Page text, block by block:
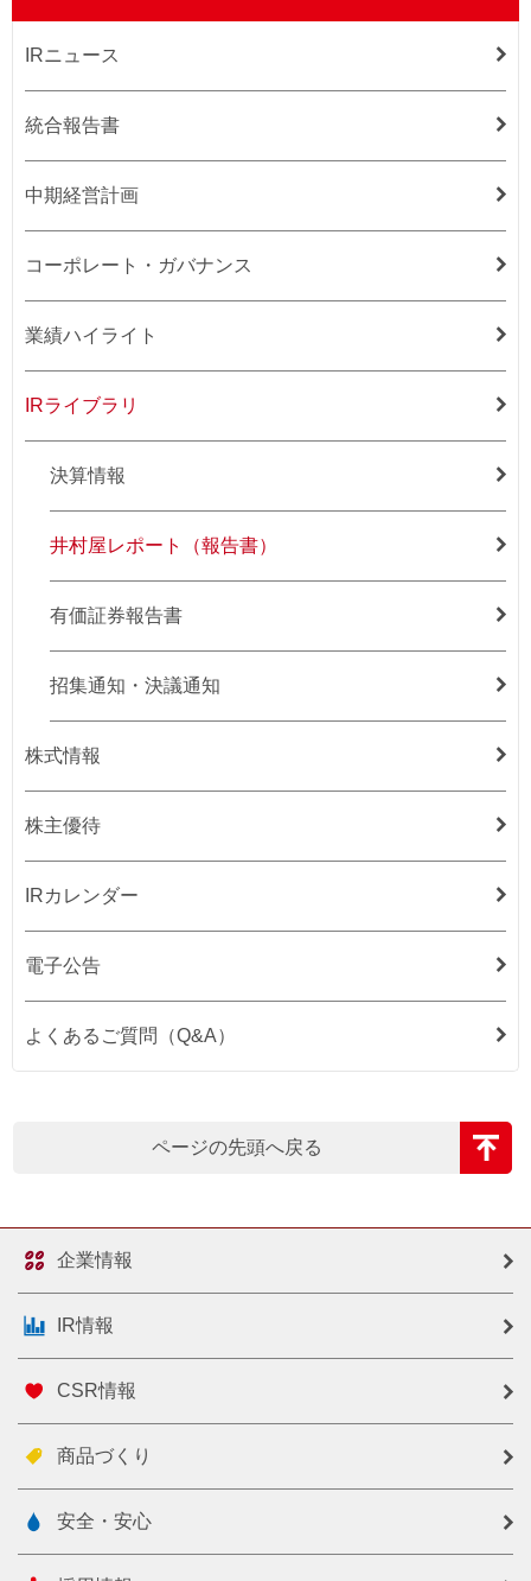
IRニュース
統合報告書
中期経営計画
コーポレート・ガバナンス
業績ハイライト
IRライブラリ
決算情報
井村屋レポート（報告書）
有価証券報告書
招集通知・決議通知
株式情報
株主優待
IRカレンダー
電子公告
よくあるご質問（Q&A）
ページの先頭へ戻る
企業情報
IR情報
CSR情報
商品づくり
安全・安心